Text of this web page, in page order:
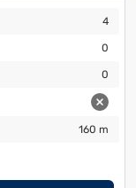
4
0
0
160 m